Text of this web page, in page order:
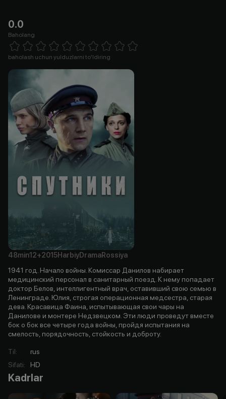
0.0
Baholang
1 Star 2 Stars 3 Stars 4 Stars5 Stars 6 Stars7 Stars8 Stars
baholash uchun yulduzlarni to'ldiring
48min12+2015HarbiyDramaRossiya
1941 год. Начало войны. Комиссар Данилов набирает
медицинский персонал в санитарный поезд. К нему попадает
доктор Белов, интеллигентный врач, оставивший свою семью в
Ленинграде. Юлия, строгая операционная медсестра, старая
дева. Красавица Фаина, испытывающая свои чары на
Данилове и монтере Недзвецком. Эти люди проведут вместе
бок о бок все четыре года войны, пройдя испытания на
смелость, порядочность, стойкость и доброту.
Til:
rus
Sifati: HD
Kadrlar